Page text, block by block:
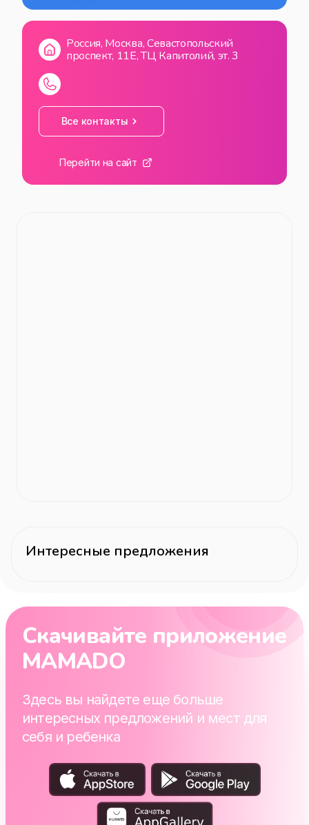
Россия, Москва, Севастопольский
проспект, 11Е, ТЦ Капитолий, эт. 3
Все контакты
Перейти на сайт
Интересные предложения
Скачивайте приложение
MAMADO
Здесь вы найдете еще больше
интересных предложений и мест для
себя и ребенка